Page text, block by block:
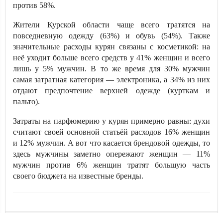
против 58%.
Жители Курской области чаще всего тратятся на
повседневную одежду (63%) и обувь (54%). Также
значительные расходы курян связаны с косметикой: на
неё уходит больше всего средств у 41% женщин и всего
лишь у 5% мужчин. В то же время для 30% мужчин
самая затратная категория — электроника, а 34% из них
отдают предпочтение верхней одежде (курткам и
пальто).
Затраты на парфюмерию у курян примерно равны: духи
считают своей основной статьёй расходов 16% женщин
и 12% мужчин. А вот что касается брендовой одежды, то
здесь мужчины заметно опережают женщин — 11%
мужчин против 6% женщин тратят большую часть
своего бюджета на известные бренды.